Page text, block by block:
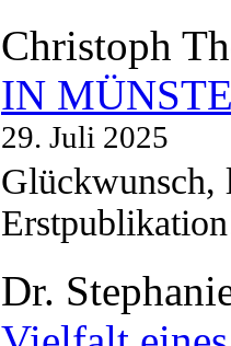
Christoph
IN
29. Juli 2025
Glückwunsch,
Dr.